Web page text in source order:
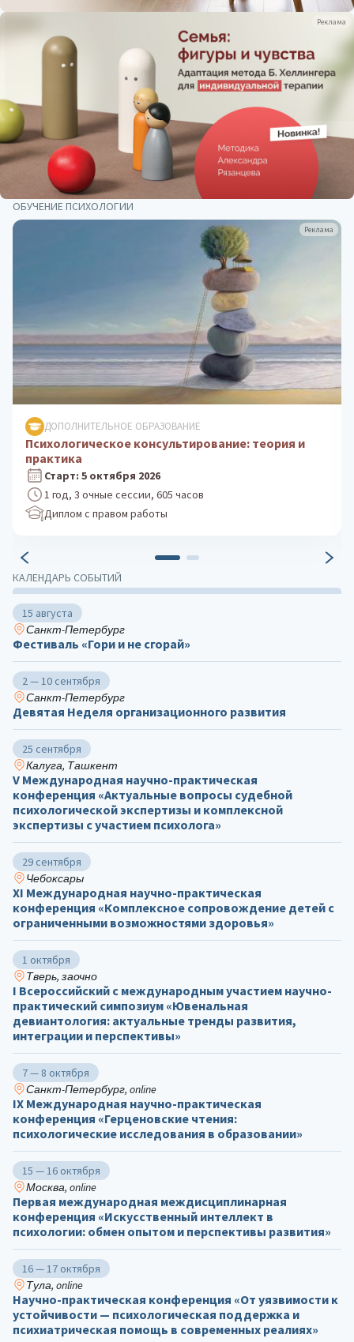
Реклама
КАЛЕНДАРЬ СОБЫТИЙ
15 августа
Санкт-Петербург
Фестиваль «Гори и не сгорай»
2 — 10 сентября
Санкт-Петербург
Девятая Неделя организационного развития
25 сентября
Калуга, Ташкент
V Международная научно-практическая
конференция «Актуальные вопросы судебной
психологической экспертизы и комплексной
экспертизы с участием психолога»
29 сентября
Чебоксары
ХΙ Международная научно-практическая
конференция «Комплексное сопровождение детей с
ограниченными возможностями здоровья»
1 октября
Тверь, заочно
I Всероссийский с международным участием научно-
практический симпозиум «Ювенальная
девиантология: актуальные тренды развития,
интеграции и перспективы»
7 — 8 октября
Санкт-Петербург, online
IX Международная научно-практическая
конференция «Герценовские чтения:
психологические исследования в образовании»
15 — 16 октября
Москва, online
Первая международная междисциплинарная
конференция «Искусственный интеллект в
психологии: обмен опытом и перспективы развития»
16 — 17 октября
Тула, online
Научно-практическая конференция «От уязвимости к
устойчивости — психологическая поддержка и
психиатрическая помощь в современных реалиях»
ОБУЧЕНИЕ ПСИХОЛОГИИ
Реклама
ДОПОЛНИТЕЛЬНОЕ ОБРАЗОВАНИЕ
Клиническая психология: практика
психологического консультирования
Старт: 24 августа 2026
1 год, 3 очные сессии, 605 часов
Диплом с правом работы